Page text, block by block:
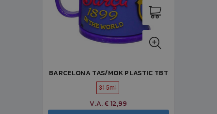
BARCELONA TAS/MOK PLASTIC TBT
315ml
V.A. € 12,99